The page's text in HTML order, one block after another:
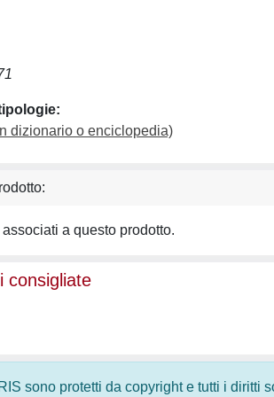
dizionario o enciclopedia)
a questo prodotto.
consigliate
sono protetti da copyright e tutti i diritti